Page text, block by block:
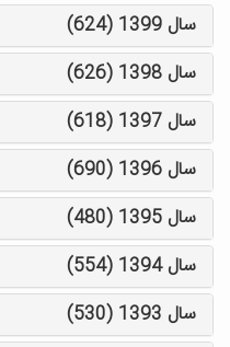
سال 1399 (624)
سال 1398 (626)
سال 1397 (618)
سال 1396 (690)
سال 1395 (480)
سال 1394 (554)
سال 1393 (530)